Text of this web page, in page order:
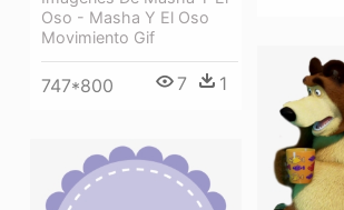
Oso - Masha Y El Oso
Movimiento Gif
747*800 7 1